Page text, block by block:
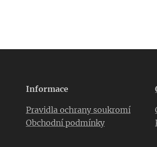
Informace
Pravidla ochrany soukromí
Obchodní podmínky